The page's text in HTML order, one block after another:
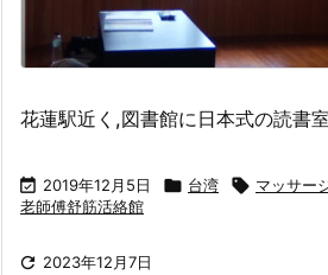
花蓮駅近く,図書館に日本式の読書室
 2019年12月5日  台湾  マッサー
老師傅舒筋活絡館
 2023年12月7日